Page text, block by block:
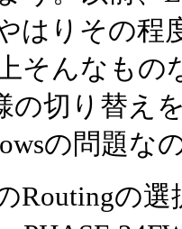
はりその程
そんなもの
の切り替え
の問題な
Routingの選